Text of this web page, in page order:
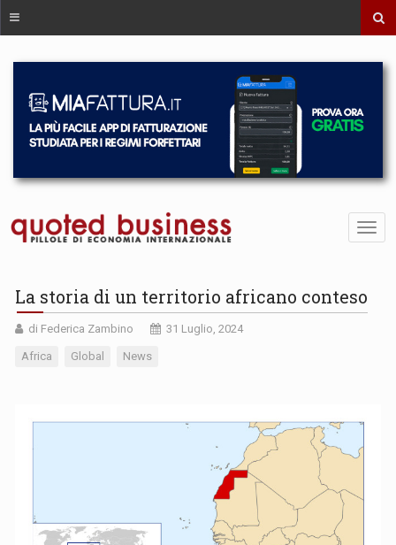
La storia di un territorio africano conteso
di Federica Zambino 31 Luglio, 2024
Africa Global News